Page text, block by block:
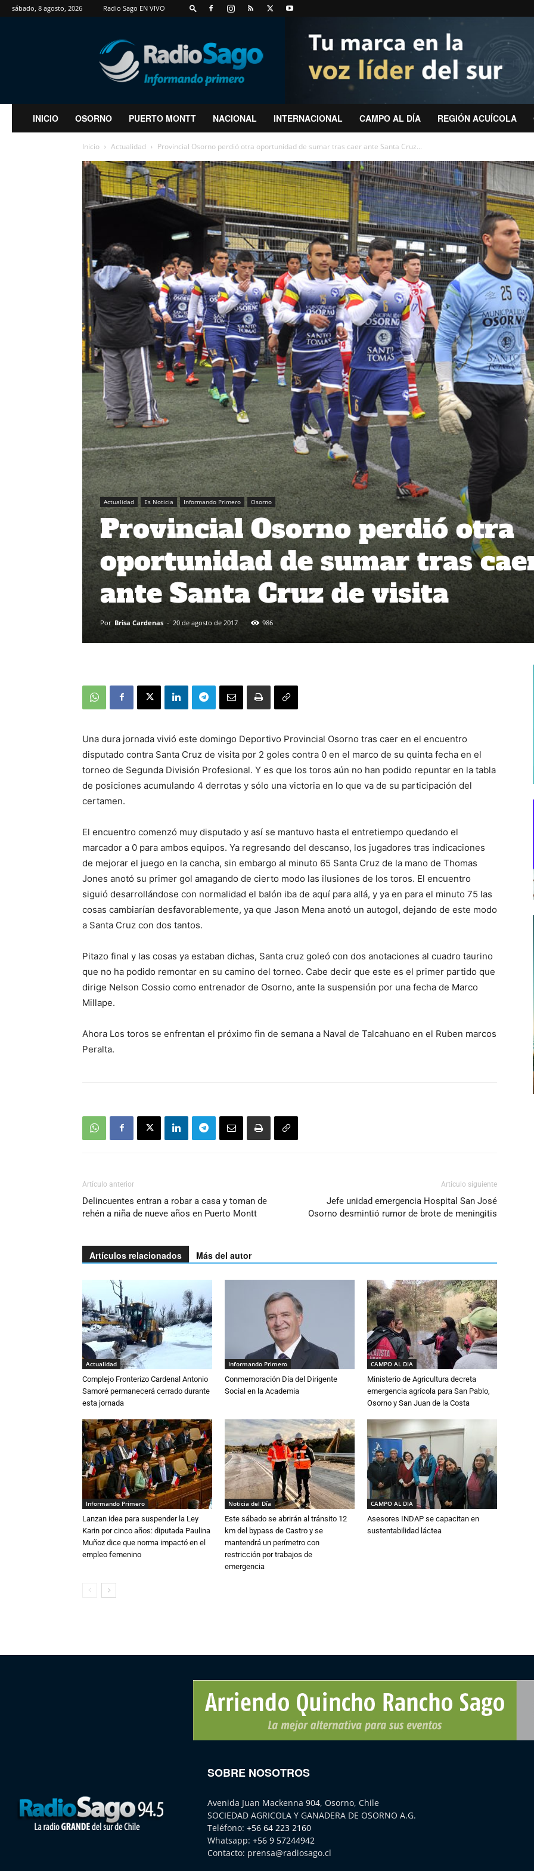
sábado, 8 agosto, 2026 Radio Sago EN VIVO
RadioSago
INICIO OSORNO PUERTO MONTT NACIONAL INTERNACIONAL CAMPO AL DÍA REGIÓN ACUÍCOLA
Inicio Actualidad Provincial Osorno perdió otra oportunidad de sumar tras caer ante Santa Cruz...
Actualidad Es Noticia Informando Primero Osorno
Provincial Osorno perdió otra
oportunidad de sumar tras
ante Santa Cruz de visita
Por Brisa Cardenas - 20 de agosto de 2017 986
Una dura jornada vivió este domingo Deportivo Provincial Osorno tras caer en el encuentro
disputado contra Santa Cruz de visita por 2 goles contra 0 en el marco de su quinta fecha en el
torneo de Segunda División Profesional. Y es que los toros aún no han podido repuntar en la tabla
de posiciones acumulando 4 derrotas y sólo una victoria en lo que va de su participación del
certamen.
El encuentro comenzó muy disputado y así se mantuvo hasta el entretiempo quedando el
marcador a 0 para ambos equipos. Ya regresando del descanso, los jugadores tras indicaciones
de mejorar el juego en la cancha, sin embargo al minuto 65 Santa Cruz de la mano de Thomas
Jones anotó su primer gol amagando de cierto modo las ilusiones de los toros. El encuentro
siguió desarrollándose con normalidad el balón iba de aquí para allá, y ya en para el minuto 75 las
cosas cambiarían desfavorablemente, ya que Jason Mena anotó un autogol, dejando de este modo
a Santa Cruz con dos tantos.
Pitazo final y las cosas ya estaban dichas, Santa cruz goleó con dos anotaciones al cuadro taurino
que no ha podido remontar en su camino del torneo. Cabe decir que este es el primer partido que
dirige Nelson Cossio como entrenador de Osorno, ante la suspensión por una fecha de Marco
Millape.
Ahora Los toros se enfrentan el próximo fin de semana a Naval de Talcahuano en el Ruben marcos
Peralta.
Artículo anterior
Delincuentes entran a robar a casa y toman de
rehén a niña de nueve años en Puerto Montt
Artículo siguiente
Jefe unidad emergencia Hospital San José
Osorno desmintió rumor de brote de meningitis
Artículos relacionados Más del autor
Actualidad
Complejo Fronterizo Cardenal Antonio
Samoré permanecerá cerrado durante
esta jornada
Informando Primero
Conmemoración Día del Dirigente
Social en la Academia
CAMPO AL DIA
Ministerio de Agricultura decreta
emergencia agrícola para San Pablo,
Osorno y San Juan de la Costa
Informando Primero
Lanzan idea para suspender la Ley
Karin por cinco años: diputada Paulina
Muñoz dice que norma impactó en el
empleo femenino
Noticia del Día
Este sábado se abrirán al tránsito 12
km del bypass de Castro y se
mantendrá un perímetro con
restricción por trabajos de
emergencia
CAMPO AL DIA
Asesores INDAP se capacitan en
sustentabilidad láctea
SOBRE NOSOTROS
Avenida Juan Mackenna 904, Osorno, Chile
SOCIEDAD AGRICOLA Y GANADERA DE OSORNO A.G.
Teléfono: +56 64 223 2160
Whatsapp: +56 9 57244942
Contacto: prensa@radiosago.cl